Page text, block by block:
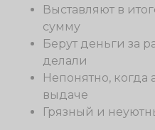
Выставляют в
сумму
Берут деньги за
делали
Непонятно, когда
выдаче
Грязный и